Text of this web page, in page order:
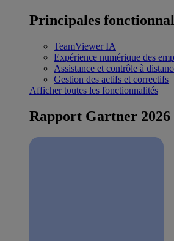
Principales
TeamViewer IA
Expérience numérique des
Assistance et contrôle à
Gestion des actifs et correctifs
Afficher toutes les fonctionnalités
Rapport Gartner 2026